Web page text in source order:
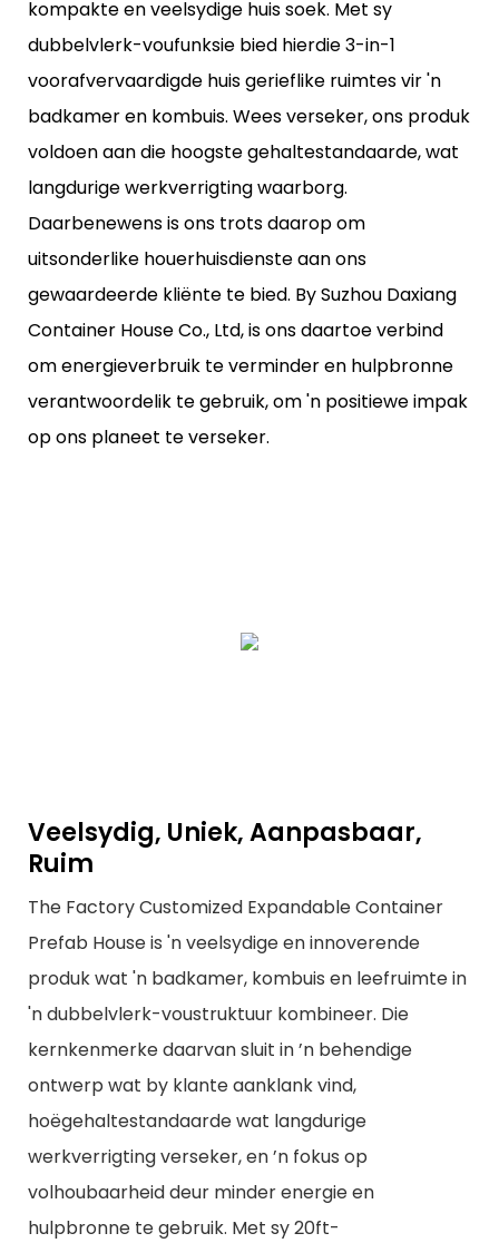
kompakte en veelsydige huis soek. Met sy
dubbelvlerk-voufunksie bied hierdie 3-in-1
voorafvervaardigde huis gerieflike ruimtes vir 'n
badkamer en kombuis. Wees verseker, ons produk
voldoen aan die hoogste gehaltestandaarde, wat
langdurige werkverrigting waarborg.
Daarbenewens is ons trots daarop om
uitsonderlike houerhuisdienste aan ons
gewaardeerde kliënte te bied. By Suzhou Daxiang
Container House Co., Ltd, is ons daartoe verbind
om energieverbruik te verminder en hulpbronne
verantwoordelik te gebruik, om 'n positiewe impak
op ons planeet te verseker.
Veelsydig, Uniek, Aanpasbaar,
Ruim
The Factory Customized Expandable Container
Prefab House is 'n veelsydige en innoverende
produk wat 'n badkamer, kombuis en leefruimte in
'n dubbelvlerk-voustruktuur kombineer. Die
kernkenmerke daarvan sluit in ’n behendige
ontwerp wat by klante aanklank vind,
hoëgehaltestandaarde wat langdurige
werkverrigting verseker, en ’n fokus op
volhoubaarheid deur minder energie en
hulpbronne te gebruik. Met sy 20ft-